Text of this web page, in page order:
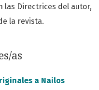
las Directrices del autor,
la revista.
as
a Nailos